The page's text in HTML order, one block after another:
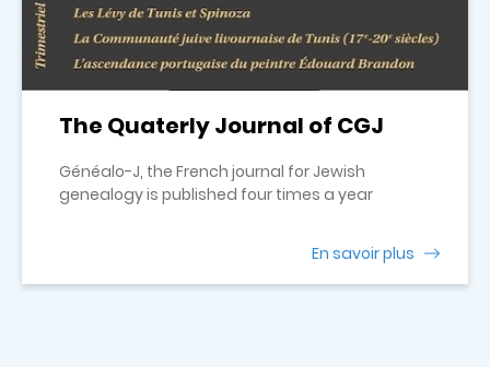
The Quaterly Journal of CGJ
Généalo-J, the French journal for Jewish
genealogy is published four times a year
En savoir plus